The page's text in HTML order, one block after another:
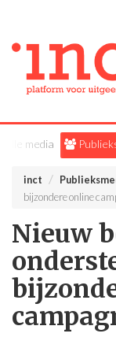
Alle media
inct
bijzondere online
Nieuw